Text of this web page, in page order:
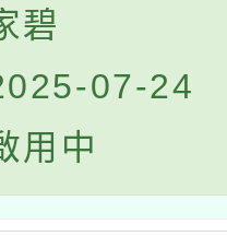
碧
07-24
用中